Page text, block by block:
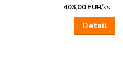
403,00 EUR/ks
Detail